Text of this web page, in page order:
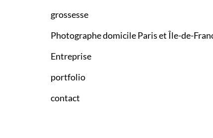
grossesse
Photographe domicile Paris et Île-de-
Entreprise
portfolio
contact